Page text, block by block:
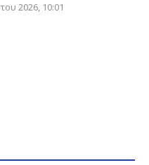
2026, 10:01